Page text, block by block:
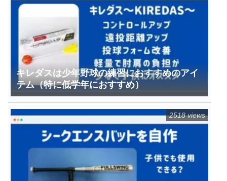
キレダスは少年野球の練習におすすめのアイ
テム（特に低学年におすすめ）
2518 views